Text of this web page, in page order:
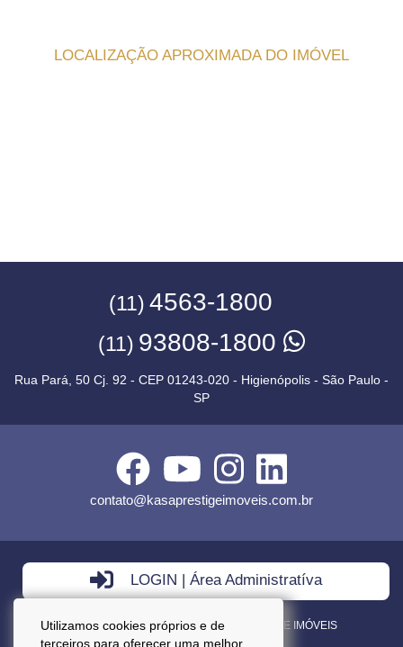
Utilizamos cookies próprios e de
terceiros para oferecer uma melhor
LOCALIZAÇÃO APROXIMADA DO IMÓVEL
(11) 4563-1800
(11) 93808-1800
Rua Pará, 50 Cj. 92 - CEP 01243-020 - Higienópolis - São Paulo -
SP
contato@kasaprestigeimoveis.com.br
LOGIN | Área Administratíva
VENDA - LOCAÇÃO - ADMINISTRAÇÃO DE IMÓVEIS